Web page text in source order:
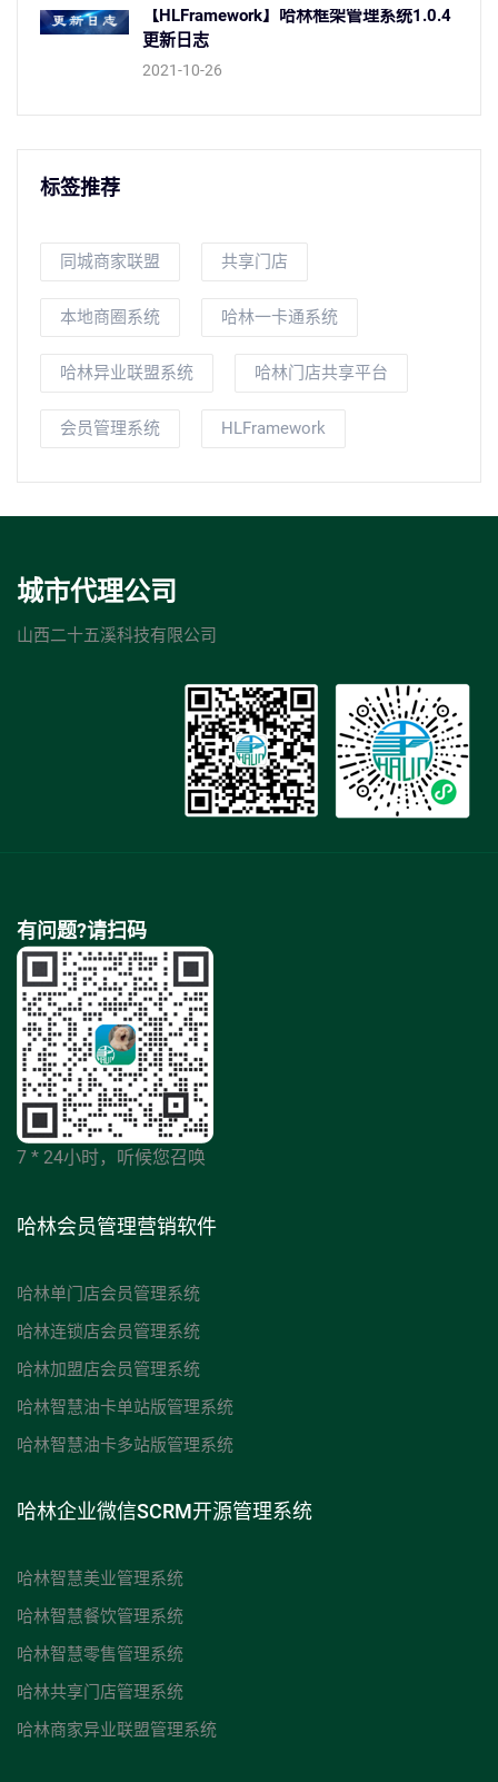
【HLFramework】哈林框架管理系统1.0.4
更新日志
2021-10-26
标签推荐
同城商家联盟 共享门店
本地商圈系统 哈林一卡通系统
哈林异业联盟系统 哈林门店共享平台
会员管理系统 HLFramework
城市代理公司
山西二十五溪科技有限公司
有问题?请扫码
7 * 24小时，听候您召唤
哈林会员管理营销软件
哈林单门店会员管理系统
哈林连锁店会员管理系统
哈林加盟店会员管理系统
哈林智慧油卡单站版管理系统
哈林智慧油卡多站版管理系统
哈林企业微信SCRM开源管理系统
哈林智慧美业管理系统
哈林智慧餐饮管理系统
哈林智慧零售管理系统
哈林共享门店管理系统
哈林商家异业联盟管理系统